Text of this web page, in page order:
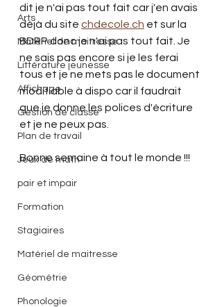
Arts
Matériel de maitresse
Littérature jeunesse
Affichage
Gestion de classe
Plan de travail
Jeux de math
pair et impair
Formation
Stagiaires
Matériel de maitresse
Géométrie
Phonologie
dit je n'ai pas tout fait car j'en avais
déjà du site chdecole.ch et sur la
BDRP donc je n'ai pas tout fait. Je
ne sais pas encore si je les ferai
tous et je ne mets pas le document
modifiable à dispo car il faudrait
que je donne les polices d'écriture
et je ne peux pas.
Bonne semaine à tout le monde !!!